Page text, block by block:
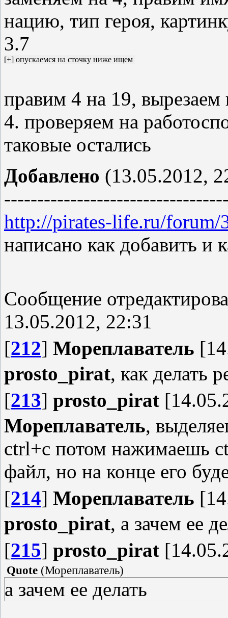
нацию, тип героя,
3.7
правим 4 на 19, вырезаем
4. проверяем на
таковые остались
Добавлено (13.05.2012,
http://pirates-life.ru/forum/
написано как добавить и
Сообщение
13.05.2012, 22:31
[212] Мореплаватель
prosto_pirat, как делать
[213] prosto_pirat
Мореплаватель,
ctrl+c потом нажимаешь
файл, но на конце его
[214] Мореплаватель
prosto_pirat, а зачем ее
[215] prosto_pirat
Quote (Мореплаватель)
а зачем ее делать